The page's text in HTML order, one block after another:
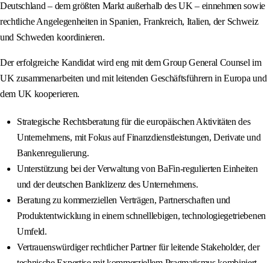
Deutschland – dem größten Markt außerhalb des UK – einnehmen sowie
rechtliche Angelegenheiten in Spanien, Frankreich, Italien, der Schweiz
und Schweden koordinieren.
Der erfolgreiche Kandidat wird eng mit dem Group General Counsel im
UK zusammenarbeiten und mit leitenden Geschäftsführern in Europa und
dem UK kooperieren.
Strategische Rechtsberatung für die europäischen Aktivitäten des
Unternehmens, mit Fokus auf Finanzdienstleistungen, Derivate und
Bankenregulierung.
Unterstützung bei der Verwaltung von BaFin-regulierten Einheiten
und der deutschen Banklizenz des Unternehmens.
Beratung zu kommerziellen Verträgen, Partnerschaften und
Produktentwicklung in einem schnelllebigen, technologiegetriebenen
Umfeld.
Vertrauenswürdiger rechtlicher Partner für leitende Stakeholder, der